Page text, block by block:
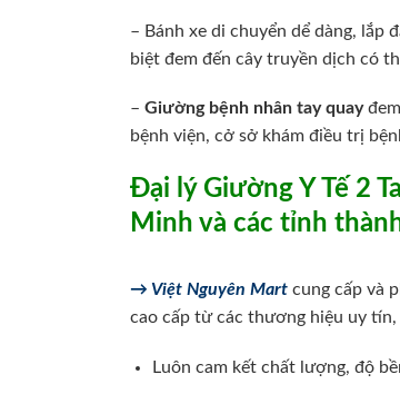
– Bánh xe di chuyển dể dàng, lắp
biệt đem đến cây truyền dịch có
– Giường bệnh nhân tay quay
bệnh viện, cở sở khám điều trị
Đại lý Giường Y Tế 2
Minh và các tỉnh
→ Việt Nguyên Mart cung cấp và
cao cấp từ các thương hiệu uy tín,
Luôn cam kết chất lượng, độ